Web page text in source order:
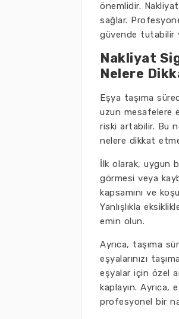
önemlidir.
sağlar.
güvende tutabilir
Nakliyat
Nelere
Eşya taşıma
uzun mesafelere
riski artabilir. Bu
nelere dikkat
İlk olarak, uygun
görmesi veya
kapsamını ve
Yanlışlıkla
emin olun.
Ayrıca, taşıma
eşyalarınızı
eşyalar için özel
kaplayın. Ayrıca,
profesyonel bir